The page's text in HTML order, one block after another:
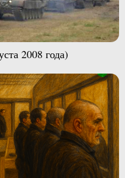
2008 года)